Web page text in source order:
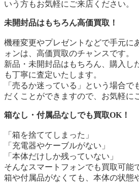
いう方もお気軽にご来店ください。
未開封品はもちろん高価買取！
機種変更やプレゼントなどで手元に
ォンは、高価買取のチャンスです。
新品・未開封品はもちろん、購入し
も丁寧に査定いたします。
「売るか迷っている」という場合で
だくことができますので、お気軽に
箱なし・付属品なしでも買取OK！
「箱を捨ててしまった」
「充電器やケーブルがない」
「本体だけしか残っていない」
そんなスマートフォンでも買取可能
箱や付属品がなくても、本体の状態